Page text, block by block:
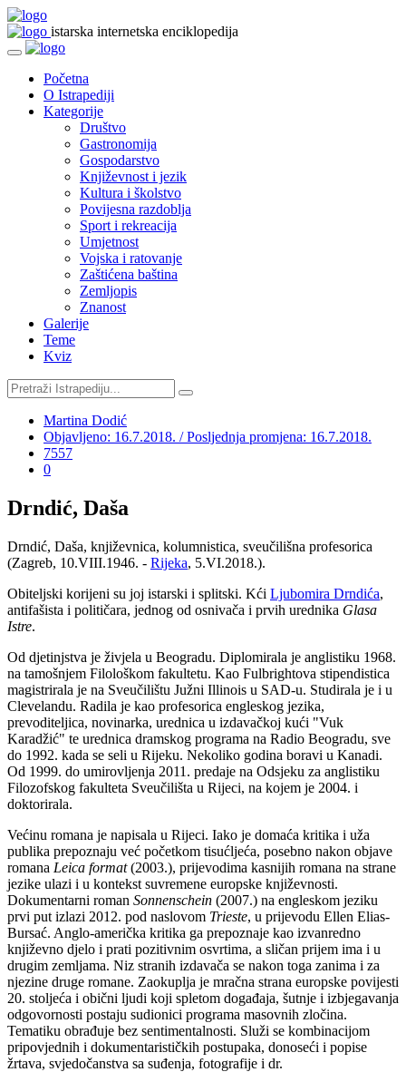
istarska internetska enciklopedija
Početna
O Istrapediji
Kategorije
Društvo
Gastronomija
Gospodarstvo
Književnost i jezik
Kultura i školstvo
Povijesna razdoblja
Sport i rekreacija
Umjetnost
Vojska i ratovanje
Zaštićena baština
Zemljopis
Znanost
Galerije
Teme
Kviz
Martina Dodić
Objavljeno: 16.7.2018. / Posljednja promjena: 16.7.2018.
7557
0
Drndić, Daša
Drndić, Daša, književnica, kolumnistica, sveučilišna profesorica
(Zagreb, 10.VIII.1946. - Rijeka, 5.VI.2018.).
Obiteljski korijeni su joj istarski i splitski. Kći Ljubomira Drndića,
antifašista i političara, jednog od osnivača i prvih urednika Glasa
Istre.
Od djetinjstva je živjela u Beogradu. Diplomirala je anglistiku 1968.
na tamošnjem Filološkom fakultetu. Kao Fulbrightova stipendistica
magistrirala je na Sveučilištu Južni Illinois u SAD-u. Studirala je i u
Clevelandu. Radila je kao profesorica engleskog jezika,
prevoditeljica, novinarka, urednica u izdavačkoj kući "Vuk
Karadžić" te urednica dramskog programa na Radio Beogradu, sve
do 1992. kada se seli u Rijeku. Nekoliko godina boravi u Kanadi.
Od 1999. do umirovljenja 2011. predaje na Odsjeku za anglistiku
Filozofskog fakulteta Sveučilišta u Rijeci, na kojem je 2004. i
doktorirala.
Većinu romana je napisala u Rijeci. Iako je domaća kritika i uža
publika prepoznaju već početkom tisućljeća, posebno nakon objave
romana Leica format(2003.), prijevodima kasnijih romana na strane
jezike ulazi i u kontekst suvremene europske književnosti.
Dokumentarni roman Sonnenschein (2007.) na engleskom jeziku
prvi put izlazi 2012. pod naslovom Trieste, u prijevodu Ellen Elias-
Bursać. Anglo-američka kritika ga prepoznaje kao izvanredno
književno djelo i prati pozitivnim osvrtima, a sličan prijem ima i u
drugim zemljama. Niz stranih izdavača se nakon toga zanima i za
njezine druge romane. Zaokuplja je mračna strana europske povijesti
20. stoljeća i obični ljudi koji spletom događaja, šutnje i izbjegavanja
odgovornosti postaju sudionici programa masovnih zločina.
Tematiku obrađuje bez sentimentalnosti. Služi se kombinacijom
pripovjednih i dokumentarističkih postupaka, donoseći i popise
žrtava, svjedočanstva sa suđenja, fotografije i dr.